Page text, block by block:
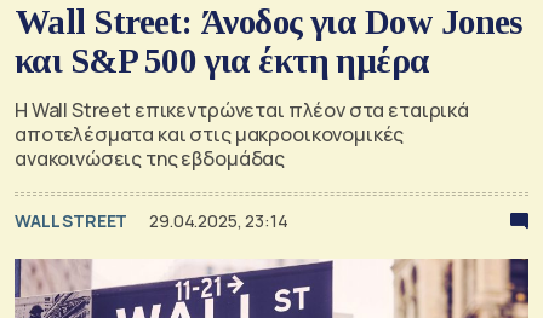
Wall Street: Άνοδος για Dow Jones
και S&P 500 για έκτη ημέρα
Η Wall Street επικεντρώνεται πλέον στα εταιρικά
αποτελέσματα και στις μακροοικονομικές
ανακοινώσεις της εβδομάδας
WALL STREET 29.04.2025, 23:14